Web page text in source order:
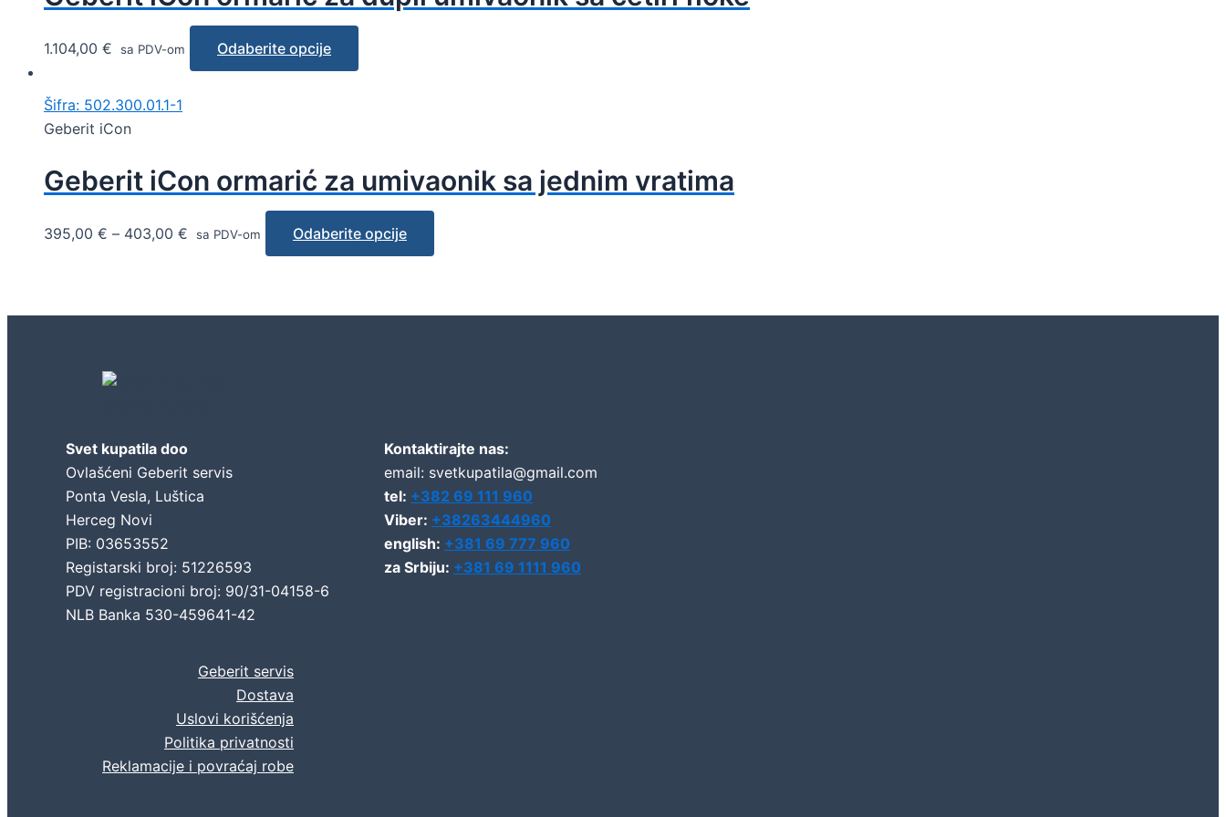
1.104,00 € sa PDV-om Odaberite opcije
Šifra: 502.300.01.1-1
Geberit iCon
Geberit iCon ormarić za umivaonik sa jednim vratima
395,00 € – 403,00 € sa PDV-om Odaberite opcije
Svet kupatila doo
Ovlašćeni Geberit servis
Ponta Vesla, Luštica
Herceg Novi
PIB: 03653552
Registarski broj: 51226593
PDV registracioni broj: 90/31-04158-6
NLB Banka 530-459641-42
Kontaktirajte nas:
email: svetkupatila@gmail.com
tel: +382 69 111 960
Viber: +38263444960
english: +381 69 777 960
za Srbiju: +381 69 1111 960
Geberit servis
Dostava
Uslovi korišćenja
Politika privatnosti
Reklamacije i povraćaj robe